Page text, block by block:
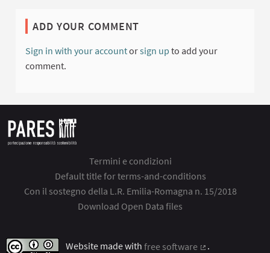
ADD YOUR COMMENT
Sign in with your accountorsign up to add your
comment.
Termini e condizioni
Default title for terms-and-conditions
Con il sostegno della L.R. Emilia-Romagna n. 15/2018
Download Open Data files
Website made with free software
.